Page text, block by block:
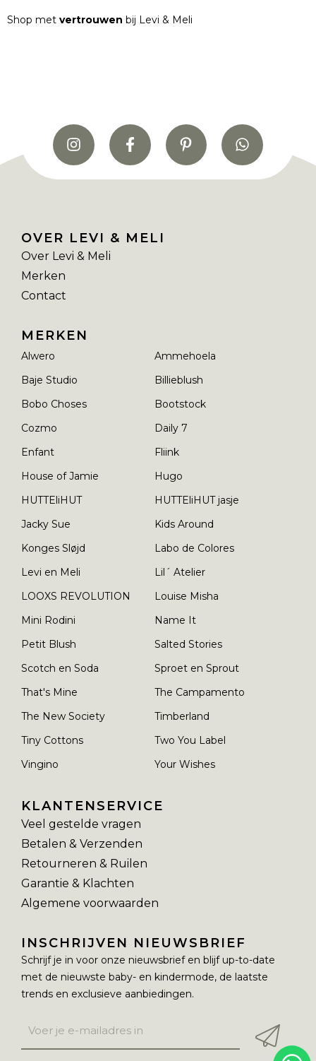
Shop met vertrouwen bij Levi & Meli
OVER LEVI & MELI
Over Levi & Meli
Merken
Contact
MERKEN
Alwero
Ammehoela
Baje Studio
Billieblush
Bobo Choses
Bootstock
Cozmo
Daily 7
Enfant
Fliink
House of Jamie
Hugo
HUTTEliHUT
HUTTEliHUT jasje
Jacky Sue
Kids Around
Konges Sløjd
Labo de Colores
Levi en Meli
Lil´ Atelier
LOOXS REVOLUTION
Louise Misha
Mini Rodini
Name It
Petit Blush
Salted Stories
Scotch en Soda
Sproet en Sprout
That's Mine
The Campamento
The New Society
Timberland
Tiny Cottons
Two You Label
Vingino
Your Wishes
KLANTENSERVICE
Veel gestelde vragen
Betalen & Verzenden
Retourneren & Ruilen
Garantie & Klachten
Algemene voorwaarden
INSCHRIJVEN NIEUWSBRIEF
Schrijf je in voor onze nieuwsbrief en blijf up-to-date
met de nieuwste baby- en kindermode, de laatste
trends en exclusieve aanbiedingen.